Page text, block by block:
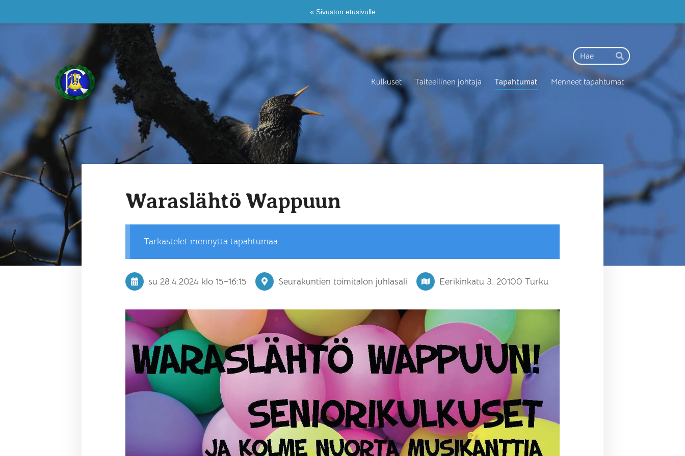
sivun
« Sivuston etusivulle
Haku
Hae
Sekakuoro Kulkuset ry Kulkuset Taiteellinen johtaja Tapahtumat Menneet tapahtumat
Waraslähtö Wappuun
Tarkastelet mennyttä tapahtumaa.
su 28.4.2024 klo 15–16:15 Seurakuntien toimitalon juhlasali Eerikinkatu 3, 20100 Turku